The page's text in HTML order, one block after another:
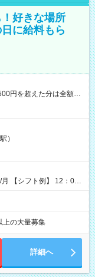
好きな場所
に給料もら
日払いOK！
お仕事後はコンビニ
）
00
上の大量募集
詳細へ